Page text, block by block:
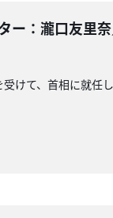
ー：瀧口友里
けて、首相に就任